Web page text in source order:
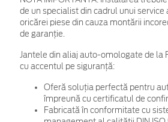
de un specialist din cadrul unui service
oricărei piese din cauza montării
de garanţie.
Jantele din aliaj auto-omologate de la
cu accentul pe siguranță:
Oferă soluția perfectă pentru
împreună cu certificatul de
Fabricată în conformitate cu